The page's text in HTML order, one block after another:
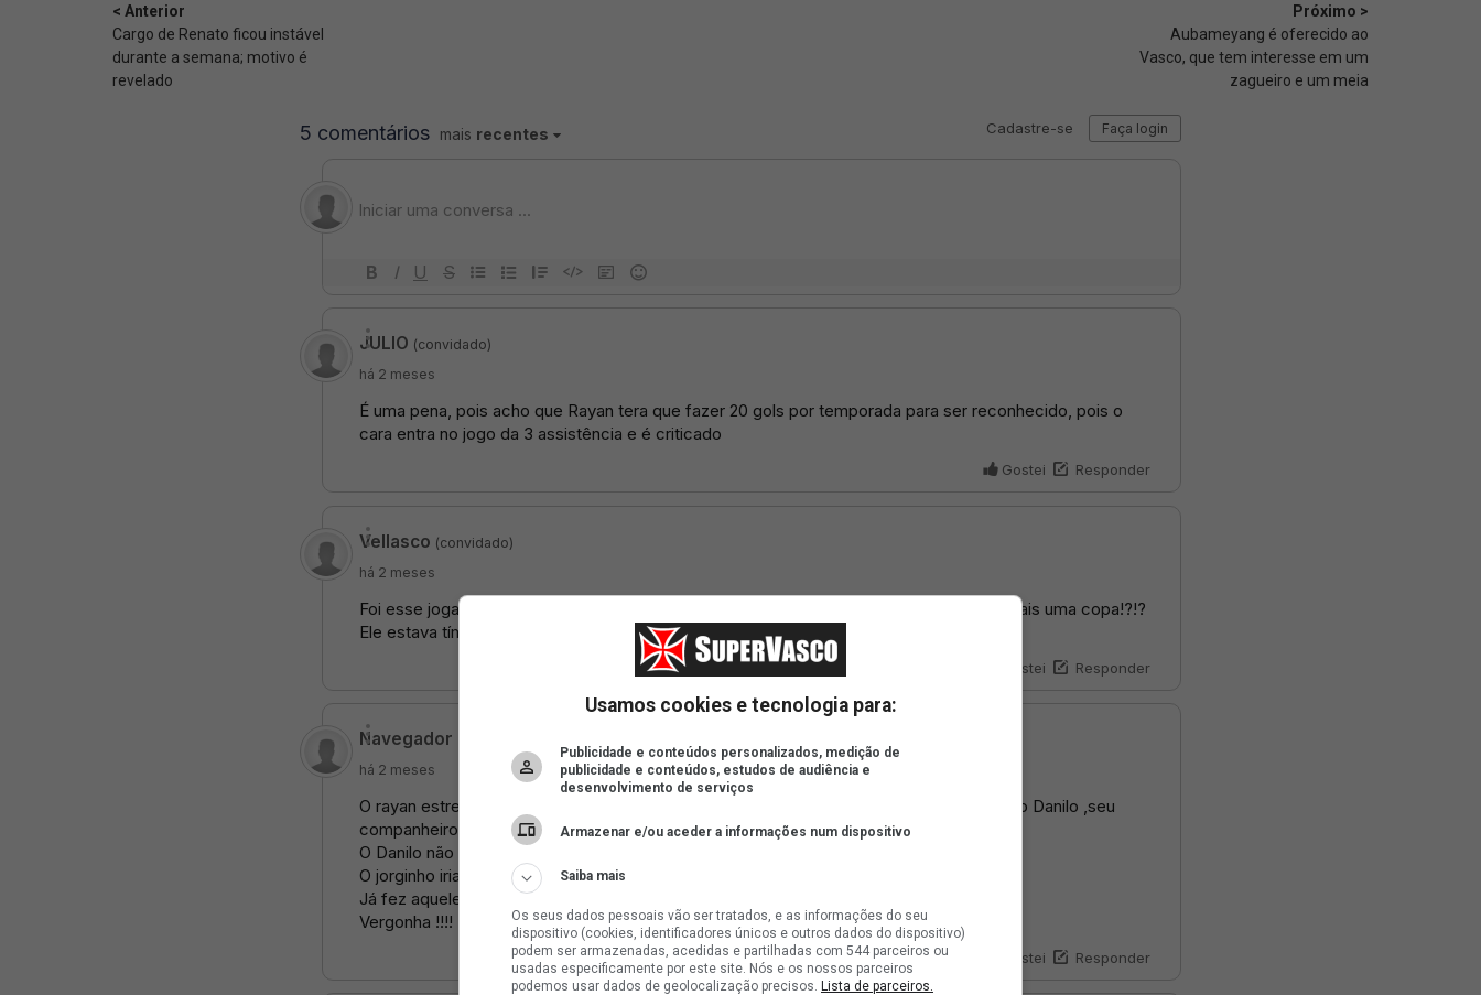
< Anterior
Cargo de Renato ficou instável
durante a semana; motivo é
revelado
Próximo >
Aubameyang é oferecido ao
Vasco, que tem interesse em um
zagueiro e um meia
Usamos cookies e tecnologia para:
Publicidade e conteúdos personalizados, medição de
publicidade e conteúdos, estudos de audiência e
desenvolvimento de serviços
Armazenar e/ou aceder a informações num dispositivo
Saiba mais
Os seus dados pessoais vão ser tratados, e as informações do seu
dispositivo (cookies, identificadores únicos e outros dados do dispositivo)
podem ser armazenadas, acedidas e partilhadas com 544 parceiros ou
usadas especificamente por este site. Nós e os nossos parceiros
podemos usar dados de geolocalização precisos. Lista de parceiros.